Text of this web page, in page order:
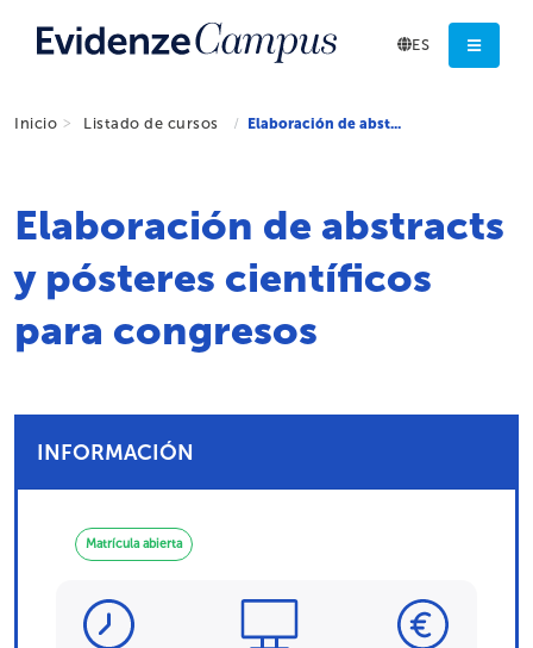
ES
Inicio Listado de cursos Elaboración de abst...
Elaboración de abstracts
y pósteres científicos
para congresos
INFORMACIÓN
Matrícula abierta